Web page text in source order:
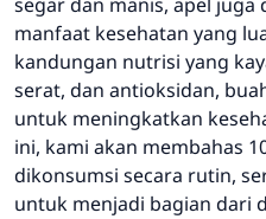
manfaat kesehatan yang
kandungan nutrisi yang
serat, dan antioksidan,
untuk meningkatkan
ini, kami akan membahas
dikonsumsi secara rutin,
untuk menjadi bagian dari